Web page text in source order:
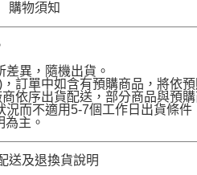
購物須知
異，隨機出貨。
訂單中如含有預購商品，將依
依序出貨配送，部分商品與預
而不適用5-7個工作日出貨條
主。
送及退換貨說明